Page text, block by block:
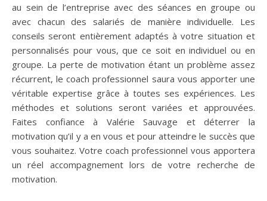
au sein de l’entreprise avec des séances en groupe ou
avec chacun des salariés de manière individuelle. Les
conseils seront entièrement adaptés à votre situation et
personnalisés pour vous, que ce soit en individuel ou en
groupe. La perte de motivation étant un problème assez
récurrent, le coach professionnel saura vous apporter une
véritable expertise grâce à toutes ses expériences. Les
méthodes et solutions seront variées et approuvées.
Faites confiance à Valérie Sauvage et déterrer la
motivation qu’il y a en vous et pour atteindre le succès que
vous souhaitez. Votre coach professionnel vous apportera
un réel accompagnement lors de votre recherche de
motivation.